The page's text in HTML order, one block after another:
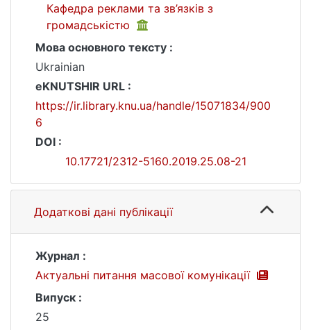
Кафедра реклами та зв’язків з
громадськістю
Мова основного тексту :
Ukrainian
eKNUTSHIR URL :
https://ir.library.knu.ua/handle/15071834/900
6
DOI :
10.17721/2312-5160.2019.25.08-21
Додаткові дані публікації
Журнал :
Актуальні питання масової комунікації
Випуск :
25